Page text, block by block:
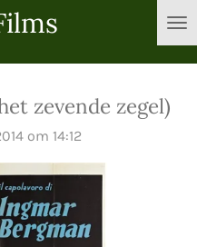
zevende zegel)
om 14:12